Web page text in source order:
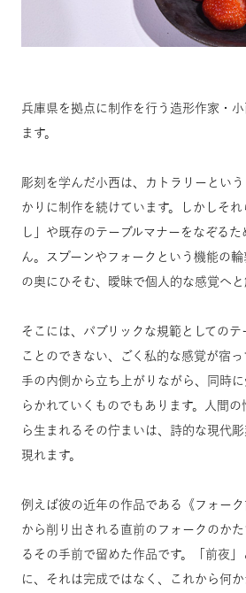
兵庫県を拠点に制作を行う造形作家・
ます。
彫刻を学んだ小西は、カトラリーとい
かりに制作を続けています。しかしそ
し」や既存のテーブルマナーをなぞる
ん。スプーンやフォークという機能の
の奥にひそむ、曖昧で個人的な感覚へと
そこには、パブリックな規範としてのテ
ことのできない、ごく私的な感覚が宿
手の内側から立ち上がりながら、同時
らかれていくものでもあります。人間
ら生まれるその佇まいは、詩的な現代
現れます。
例えば彼の近年の作品である《フォー
から削り出される直前のフォークのか
るその手前で留めた作品です。「前夜
に、それは完成ではなく、これから何